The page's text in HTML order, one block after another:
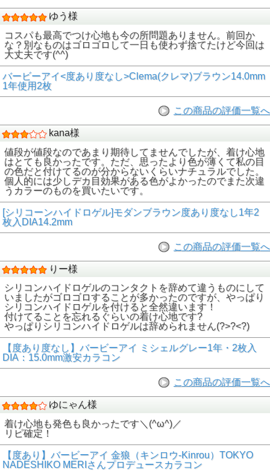
ゆう様
コスパも最高でつけ心地も今の所問題ありません。前回か
な？別なものはゴロゴロして一日も使わず捨てたけど今回は
大丈夫です(^^)
バービーアイ<度あり度なし>Clema(クレマ)ブラウン14.0mm
1年使用2枚
この商品の評価一覧へ
kana様
値段が値段なのであまり期待してませんでしたが、着け心地
はとても良かったです。ただ、思ったより色が薄くて私の目
の色だと付けてるのが分からないくらいナチュラルでした。
個人的には少しデカ目効果がある色がよかったのでまた次違
うカラーのものを買いたいです。
[シリコーンハイドロゲル]モダンブラウン度あり度なし1年2
枚入DIA14.2mm
この商品の評価一覧へ
りー様
シリコンハイドロゲルのコンタクトを辞めて違うものにして
いましたがゴロゴロすることが多かったのですが、やっぱり
シリコンハイドロゲルを付けると全然違います！
付けてることを忘れるぐらいの着け心地です?
やっぱりシリコンハイドロゲルは辞められません(?>?<?)
【度あり度なし】バービーアイ ミシェルグレー1年・2枚入
DIA：15.0mm激安カラコン
この商品の評価一覧へ
ゆにゃん様
着け心地も発色も良かったです＼(^ω^)／
リピ確定！
【度あり】バービーアイ 金狼（キンロウ-Kinrou）TOKYO
NADESHIKO MERIさんプロデュースカラコン